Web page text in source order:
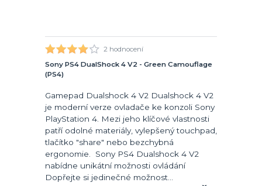
2 hodnocení
Sony PS4 DualShock 4 V2 - Green Camouflage
(PS4)
Gamepad Dualshock 4 V2 Dualshock 4 V2
je moderní verze ovladače ke konzoli Sony
PlayStation 4. Mezi jeho klíčové vlastnosti
patří odolné materiály, vylepšený touchpad,
tlačítko "share" nebo bezchybná
ergonomie. Sony PS4 Dualshock 4 V2
nabídne unikátní možnosti ovládání
Dopřejte si jedinečné možnost...